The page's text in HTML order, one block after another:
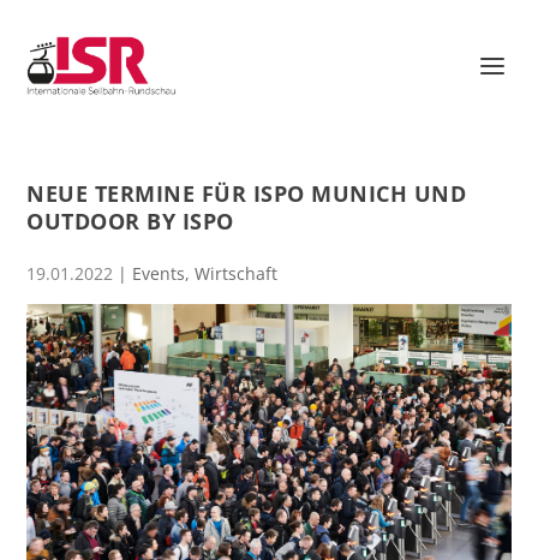
NEUE TERMINE FÜR ISPO MUNICH UND
OUTDOOR BY ISPO
19.01.2022 | Events,Wirtschaft